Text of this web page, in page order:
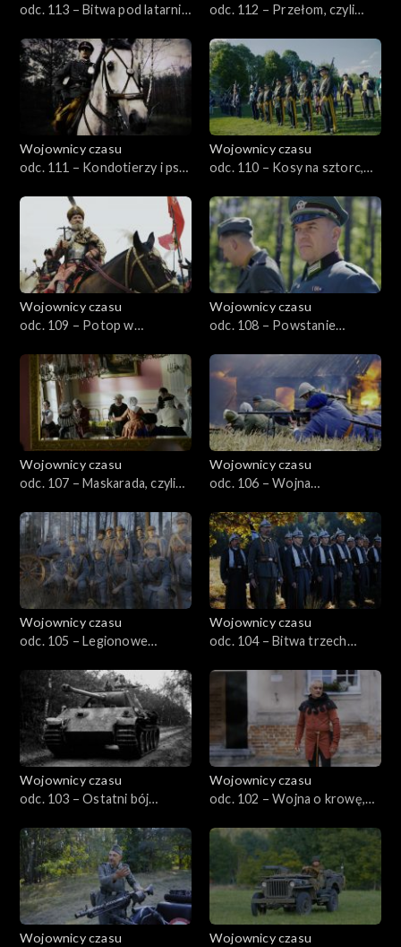
odc. 113 – Bitwa pod latarnią,
odc. 112 – Przełom, czyli
1915
Wojownicy czasu
odc. 111 – Kondotierzy i psy
manewry
Wojownicy czasu
odc. 110 – Kosy na sztorc,
Wojownicy czasu
odc. 109 – Potop w
Chęciny 1655
Wojownicy czasu
odc. 108 – Powstanie
1943
Wojownicy czasu
odc. 107 – Maskarada, czyli
Wojownicy czasu
odc. 106 – Wojna
Cieszyński 1919
Wojownicy czasu
odc. 105 – Legionowe
1914
Wojownicy czasu
odc. 104 – Bitwa trzech
1914
Wojownicy czasu
odc. 103 – Ostatni bój
1944
Wojownicy czasu
odc. 102 – Wojna o krowę,
Wojownicy czasu
Wojownicy czasu